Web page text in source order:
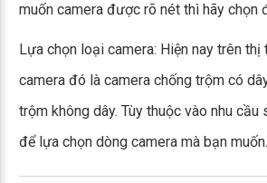
muốn camera được rõ nét thì hãy chọn
Lựa chọn loại camera: Hiện nay trên
camera đó là camera chống trộm có
trộm không dây. Tùy thuộc vào nhu
để lựa chọn dòng camera mà bạn muốn.